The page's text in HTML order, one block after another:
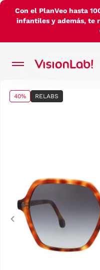
Con el PlanVeo hasta
infantiles y además, te
40% RELABS
Previous